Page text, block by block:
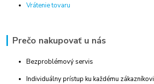
Vrátenie tovaru
Prečo nakupovať u nás
Bezproblémový servis
Individuálny prístup ku každému zákazníkovi